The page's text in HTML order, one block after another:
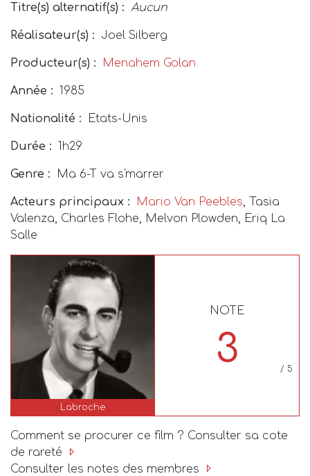
Titre(s) alternatif(s) : Aucun
Réalisateur(s) : Joel Silberg
Producteur(s) : Menahem Golan
Année : 1985
Nationalité : Etats-Unis
Durée : 1h29
Genre : Ma 6-T va s'marrer
Acteurs principaux : Mario Van Peebles , Tasia
Valenza, Charles Flohe, Melvon Plowden, Eriq La
Salle
Labroche
NOTE
3 / 5
Comment se procurer ce film ? Consulter sa cote
de rareté
Consulter les notes des membres